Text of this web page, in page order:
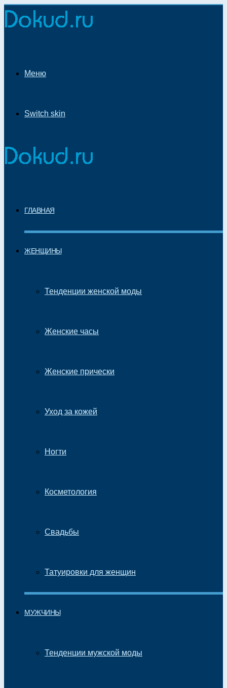
Меню
Switch skin
ГЛАВНАЯ
ЖЕНЩИНЫ
Тенденции женской моды
Женские часы
Женские прически
Уход за кожей
Ногти
Косметология
Свадьбы
Татуировки для женщин
МУЖЧИНЫ
Тенденции мужской моды